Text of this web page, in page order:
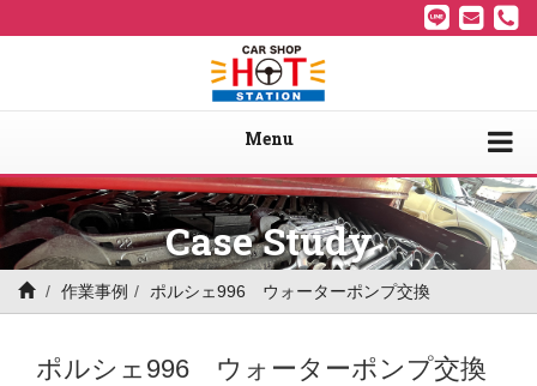
Menu
Case Study
作業事例 ポルシェ996 ウォーターポンプ交換
ポルシェ996 ウォーターポンプ交換